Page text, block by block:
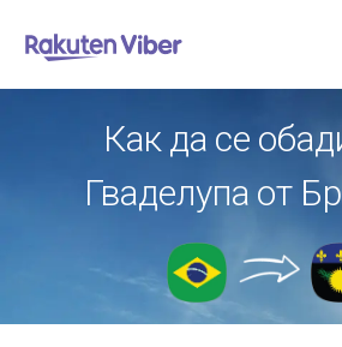
Как да се
Гваделупа от